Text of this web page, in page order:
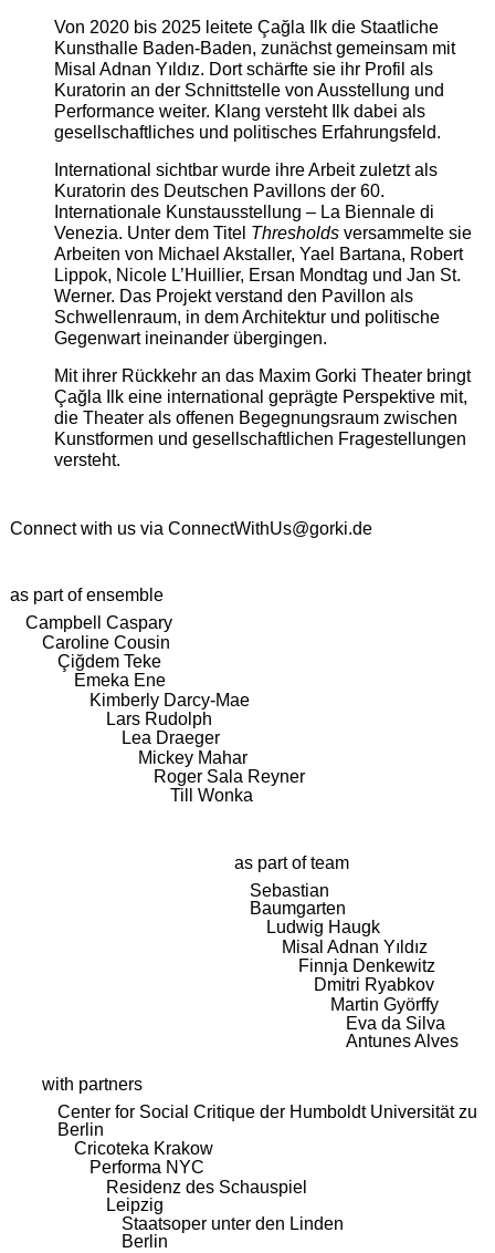
Von 2020 bis 2025 leitete Çağla Ilk die Staatliche
Kunsthalle Baden-Baden, zunächst gemeinsam mit
Misal Adnan Yıldız. Dort schärfte sie ihr Profil als
Kuratorin an der Schnittstelle von Ausstellung und
Performance weiter. Klang versteht Ilk dabei als
gesellschaftliches und politisches Erfahrungsfeld.
International sichtbar wurde ihre Arbeit zuletzt als
Kuratorin des Deutschen Pavillons der 60.
Internationale Kunstausstellung – La Biennale di
Venezia. Unter dem Titel Thresholdsversammelte sie
Arbeiten von Michael Akstaller, Yael Bartana, Robert
Lippok, Nicole L’Huillier, Ersan Mondtag und Jan St.
Werner. Das Projekt verstand den Pavillon als
Schwellenraum, in dem Architektur und politische
Gegenwart ineinander übergingen.
Mit ihrer Rückkehr an das Maxim Gorki Theater bringt
Çağla Ilk eine international geprägte Perspektive mit,
die Theater als offenen Begegnungsraum zwischen
Kunstformen und gesellschaftlichen Fragestellungen
versteht.
Connect with us via ConnectWithUs@gorki.de
as part of ensemble
Campbell Caspary
Caroline Cousin
Çiğdem Teke
Emeka Ene
Kimberly Darcy-Mae
Lars Rudolph
Lea Draeger
Mickey Mahar
Roger Sala Reyner
Till Wonka
as part of team
Sebastian
Baumgarten
Ludwig Haugk
Misal Adnan Yıldız
Finnja Denkewitz
Dmitri Ryabkov
Martin Györffy
Eva da Silva
Antunes Alves
with partners
Center for Social Critique der Humboldt Universität zu
Berlin
Cricoteka Krakow
Performa NYC
Residenz des Schauspiel
Leipzig
Staatsoper unter den Linden
Berlin